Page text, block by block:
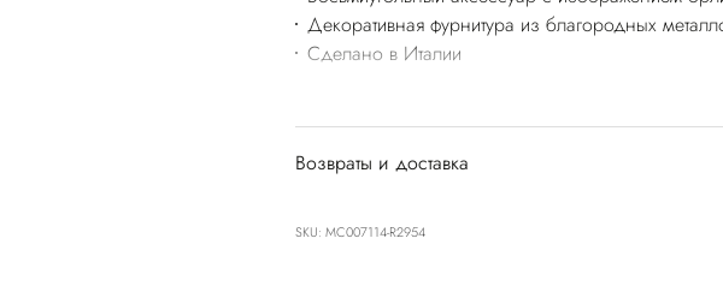
Декоративная фурнитура из благородных
Сделано в Италии
Возвраты и доставка
SKU: MC007114-R2954